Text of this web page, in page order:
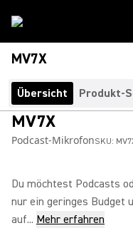
MV7X
Übersicht Produkt-
MV7X
Podcast-MikrofonSKU:
Du möchtest Podcasts
nur ein geringes Budget
auf... Mehr erfahren